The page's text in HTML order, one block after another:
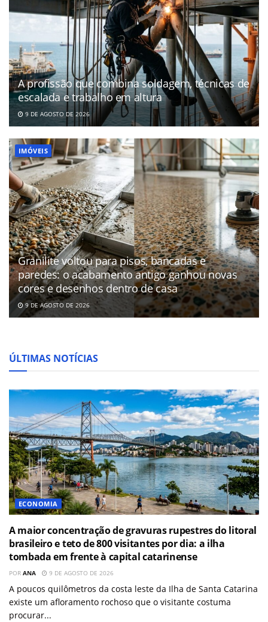
A profissão que combina soldagem, técnicas de
escalada e trabalho em altura
9 DE AGOSTO DE 2026
IMÓVEIS
Granilite voltou para pisos, bancadas e
paredes: o acabamento antigo ganhou novas
cores e desenhos dentro de casa
9 DE AGOSTO DE 2026
ÚLTIMAS NOTÍCIAS
ECONOMIA
A maior concentração de gravuras rupestres do litoral
brasileiro e teto de 800 visitantes por dia: a ilha
tombada em frente à capital catarinense
POR ANA 9 DE AGOSTO DE 2026
A poucos quilômetros da costa leste da Ilha de Santa Catarina
existe um afloramento rochoso que o visitante costuma
procurar...